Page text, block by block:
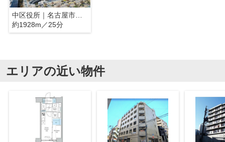
中区役所｜名古屋市中区
約1928m／25分
エリアの近い物件